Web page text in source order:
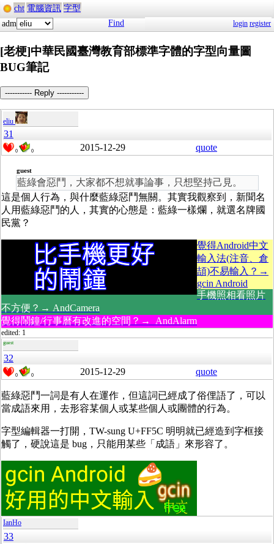
cht 電腦資訊 字型
adm
Find login register
[老梗]中華民國臺灣教育部標準字體的字型向量圖
BUG筆記
----------- Reply -----------
eliu
31
0 0 2015-12-29 quote
guest
藍綠會惡鬥，大家都不想就事論事，只想堅持己見。
這是個人行為，與什麼藍綠惡鬥無關。其實我觀察到，新聞名
人用藍綠惡鬥的人，其實的心態是：藍綠一樣爛，就選名牌國
民黨？
覺得Android中文
輸入法(注音、倉
頡)不易輸入？→
gcin Android
手機照相看照片
不方便？→ AndCamera
覺得鬧鐘/行事曆有改進的空間？→ AndAlarm
edited: 1
guest
32
0 0 2015-12-29 quote
藍綠惡鬥一詞是有人在運作，但這詞已經成了俗俚語了，可以
當成語來用，去形容某個人或某些個人或團體的行為。
字型編輯器一打開，TW-sung U+FF5C 明明就已經造到字框接
觸了，硬說這是 bug，只能用某些「成語」來形容了。
IanHo
33